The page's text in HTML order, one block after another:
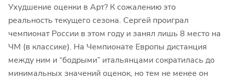
Ухудшение оценки в Арт? К сожалению это
реальность текущего сезона. Сергей проиграл
чемпионат России в этом году и занял лишь 8 место на
ЧМ (в классике). На Чемпионате Европы дистанция
между ним и “бодрыми” итальянцами сократилась до
минимальных значений оценок, но тем не менее он